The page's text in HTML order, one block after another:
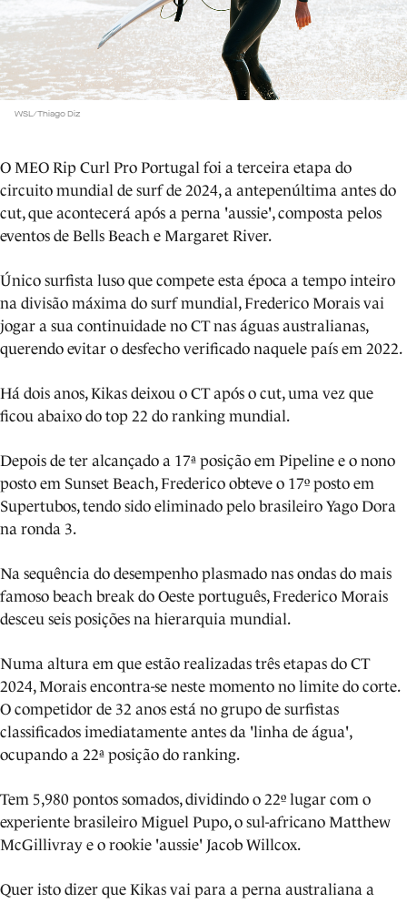
WSL/Thiago Diz
O MEO Rip Curl Pro Portugal foi a terceira etapa do
circuito mundial de surf de 2024, a antepenúltima antes do
cut, que acontecerá após a perna 'aussie', composta pelos
eventos de Bells Beach e Margaret River.
Único surfista luso que compete esta época a tempo inteiro
na divisão máxima do surf mundial, Frederico Morais vai
jogar a sua continuidade no CT nas águas australianas,
querendo evitar o desfecho verificado naquele país em 2022.
Há dois anos, Kikas deixou o CT após o cut, uma vez que
ficou abaixo do top 22 do ranking mundial.
Depois de ter alcançado a 17ª posição em Pipeline e o nono
posto em Sunset Beach, Frederico obteve o 17º posto em
Supertubos, tendo sido eliminado pelo brasileiro Yago Dora
na ronda 3.
Na sequência do desempenho plasmado nas ondas do mais
famoso beach break do Oeste português, Frederico Morais
desceu seis posições na hierarquia mundial.
Numa altura em que estão realizadas três etapas do CT
2024, Morais encontra-se neste momento no limite do corte.
O competidor de 32 anos está no grupo de surfistas
classificados imediatamente antes da 'linha de água',
ocupando a 22ª posição do ranking.
Tem 5,980 pontos somados, dividindo o 22º lugar com o
experiente brasileiro Miguel Pupo, o sul-africano Matthew
McGillivray e o rookie 'aussie' Jacob Willcox.
Quer isto dizer que Kikas vai para a perna australiana a